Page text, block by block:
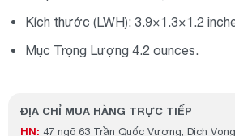
Kích thước (LWH): 3.9×1.3×1.2
Mục Trọng Lượng 4.2 ounces.
ĐỊA CHỈ MUA HÀNG TRỰC TIẾP
HN: 47 ngõ 63 Trần Quốc Vượng, Dịch